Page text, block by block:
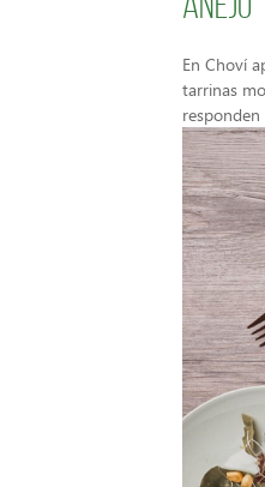
Añejo
En Choví
tarrinas